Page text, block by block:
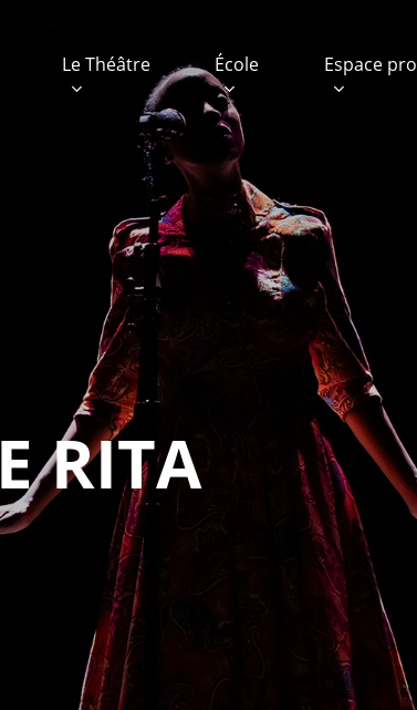
Le Théâtre École Espace pro
RITA